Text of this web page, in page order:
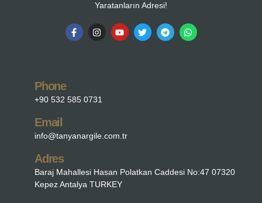
Yaratanların Adresi!
Phone
+90 532 585 0731
Email
info@tanyanargile.com.tr
Adres
Baraj Mahallesi Hasan Polatkan Caddesi No:47 07320
Kepez Antalya TURKEY